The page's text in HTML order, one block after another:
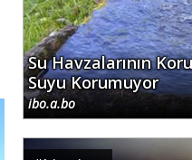
Su Havzalarının
Suyu Korumuyor
ibo.a.bo